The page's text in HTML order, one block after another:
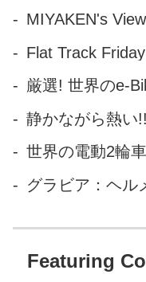
MIYAKEN's View
Flat Track
厳選! 世界のe-
静かながら熱い
世界の電動2輪
グラビア：ヘル
Featuring